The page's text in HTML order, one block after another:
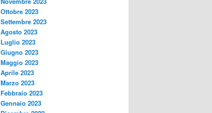
Ottobre 2023
Settembre 2023
Agosto 2023
Luglio 2023
Giugno 2023
Maggio 2023
Aprile 2023
Marzo 2023
Febbraio 2023
Gennaio 2023